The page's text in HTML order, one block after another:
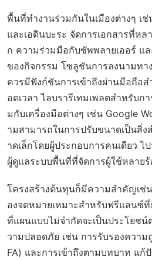
พื้นที่ทำงานร่วมกันในเมืองต่างๆ เ
และเอดินบะระ จัดการเอกสารที่ห
ก ความร่วมมือกับซัพพลายเออร์ แ
ของกิจกรรม โซลูชันการลงนามท
ควรมีฟังก์ชันการเข้าถึงผ่านมือถือ
อดเวลา ไลบรารีเทมเพลตสำหรับก
มกับเครื่องมือต่างๆ เช่น Google
ามสามารถในการปรับขนาดเป็นสิ่
าดเล็กโดยผู้ประกอบการคนเดียว ไ
ผู้ดูแลระบบพื้นที่ที่จัดการผู้ใช้หลาย
โครงสร้างต้นทุนก็มีความสำคัญเช่น
องจดหมายเหมาะสำหรับฟรีแลนซ์
ที่แผนแบบไม่จำกัดจะเป็นประโยช
วามปลอดภัย เช่น การรับรองความ
FA) และการเข้าถึงตามบทบาท แ